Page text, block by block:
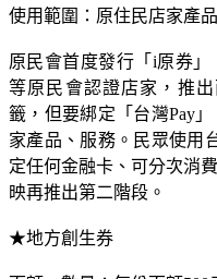
使用範圍：原住民店家產
原民會首度發行「i原券
等原民會認證店家，推
籤，但要綁定「台灣Pay
家產品、服務。民眾使用
定任何金融卡、可分次消
映再推出第二階段。
★地方創生券